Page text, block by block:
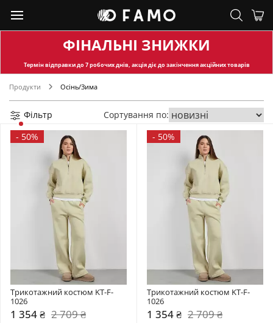
ФІНАЛЬНІ ЗНИЖКИ
Термін відправкидо 7 робочих днів, акція діє до закінчення акційних товарів
Продукти Осінь/Зима
Фільтр
Сортування по:
- 50%
Трикотажний костюм KT-F-
1026
1 354 ₴ 2 709 ₴
- 50%
Трикотажний костюм KT-F-
1026
1 354 ₴ 2 709 ₴